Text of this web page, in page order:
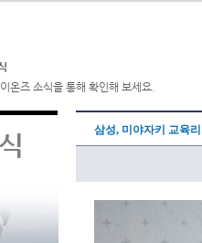
온즈 소식을 통해 확인해 보세요.
삼성, 미야자키 교육